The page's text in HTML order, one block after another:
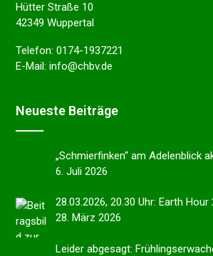
Hütter Straße 10
42349 Wuppertal
Telefon: 0174-1937221
E-Mail: info@chbv.de
Neues­te Beiträge
„Schmier­fin­ken“ am Adelen­blick
6. Juli 2026
28.03.2026, 20.30 Uhr: Earth Hour
28. März 2026
Leider abgesagt: